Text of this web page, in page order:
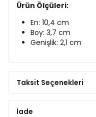
Ürün Ölçüleri:
En: 10,4 cm
Boy: 3,7 cm
Genişlik: 2,1 cm
Taksit Seçenekleri
İade